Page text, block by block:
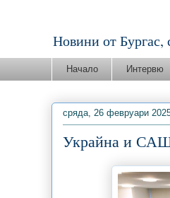
Новини от Бургас,
Начало Интервю
сряда, 26 февруари 2025
Украйна и САЩ